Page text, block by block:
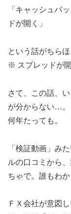
「キャッシュバ
ドが開く」
という話がちらほ
※ スプレッドが
さて、この話、
が分からない…。
何年たっても。
「検証動画」み
ルの口コミから
ちゃで。誰もわ
ＦＸ会社が意図